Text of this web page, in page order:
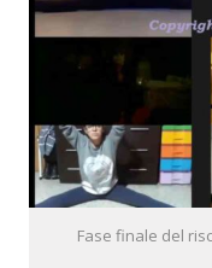
Fase finale del